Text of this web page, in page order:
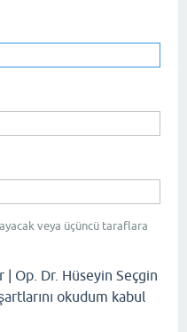
veya üçüncü taraflara
| Op. Dr. Hüseyin Seçgin
okudum kabul